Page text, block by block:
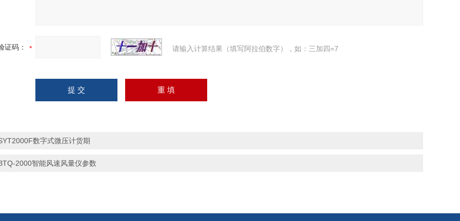
证码： 请输入计算结果（填写阿拉伯数字），如：三加四=7
数字式微压计货期
2000智能风速风量仪参数